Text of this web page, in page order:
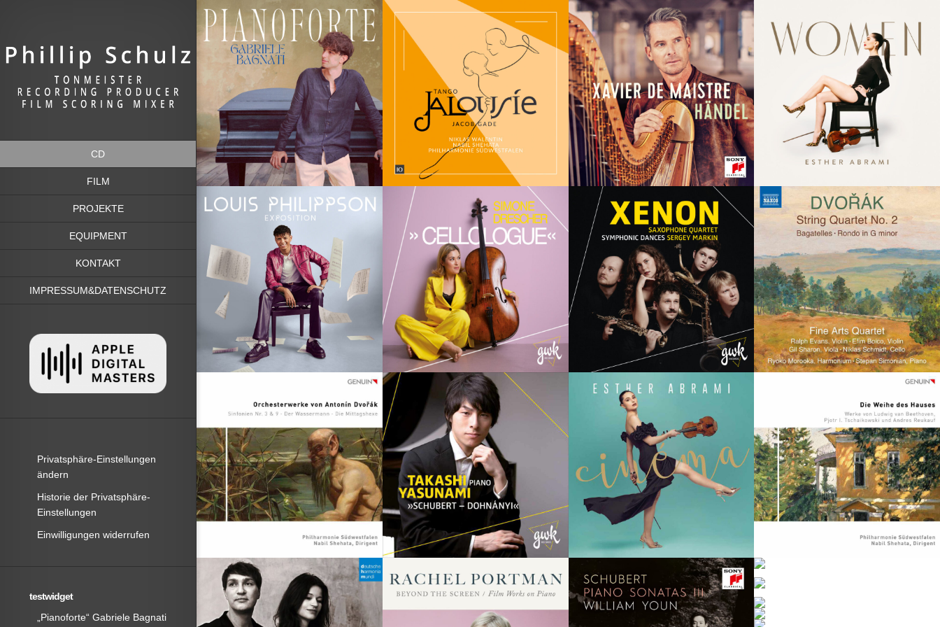
CD
FILM
PROJEKTE
EQUIPMENT
KONTAKT
IMPRESSUM&DATENSCHUTZ
Privatsphäre-Einstellungen
ändern
Historie der Privatsphäre-
Einstellungen
Einwilligungen widerrufen
testwidget
„Pianoforte“ Gabriele Bagnati